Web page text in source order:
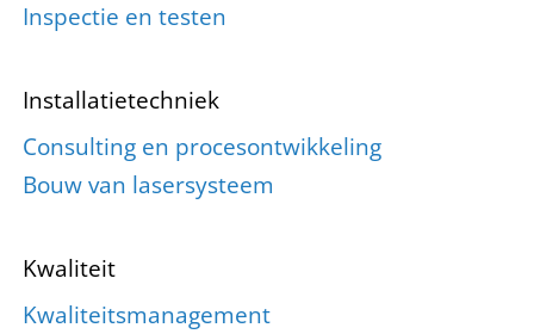
Inspectie en testen
Installatietechniek
Consulting en procesontwikkeling
Bouw van lasersysteem
Kwaliteit
Kwaliteitsmanagement